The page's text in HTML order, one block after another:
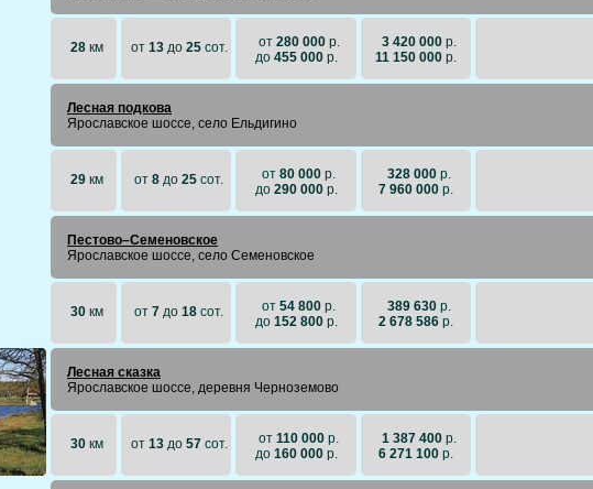
28км от 13до 25сот. от 280 000р.
до 455 000р.
3 420 000р.
11 150 000 р.
Лесная подкова
Ярославское шоссе, село Ельдигино
29км от 8 до 25 сот. от 80 000 р.
до 290 000р.
328 000р.
7 960 000 р.
Пестово–Семеновское
Ярославское шоссе, село Семеновское
30км от 7 до 18 сот. от 54 800 р.
до 152 800р.
389 630р.
2 678 586 р.
Лесная сказка
Ярославское шоссе, деревня Черноземово
30км от 13до 57сот. от 110 000 р.
до 160 000р.
1 387 400р.
6 271 100 р.